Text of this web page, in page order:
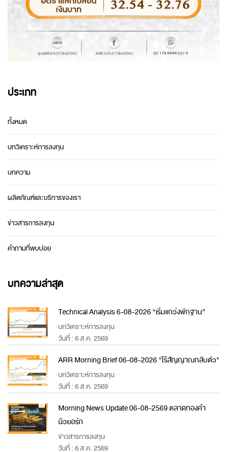
ประเภท
ทั้งหมด
บทวิเคราะห์การลงทุน
บทความ
ผลิตภัณฑ์และบริการของเรา
ข่าวสารการลงทุน
คำถามที่พบบ่อย
บทความล่าสุด
Technical Analysis 6-08-2026 “เริ่มแกว่งพักฐาน”
บทวิเคราะห์การลงทุน
วันที่ : 6 ส.ค. 2569
ARR Morning Brief 06-08-2026 "ไร้สัญญาณกลับตัว"
บทวิเคราะห์การลงทุน
วันที่ : 6 ส.ค. 2569
Morning News Update 06-08-2569 ตลาดทองคำ
นิวยอร์ก
ข่าวสารการลงทุน
วันที่ : 6 ส.ค. 2569